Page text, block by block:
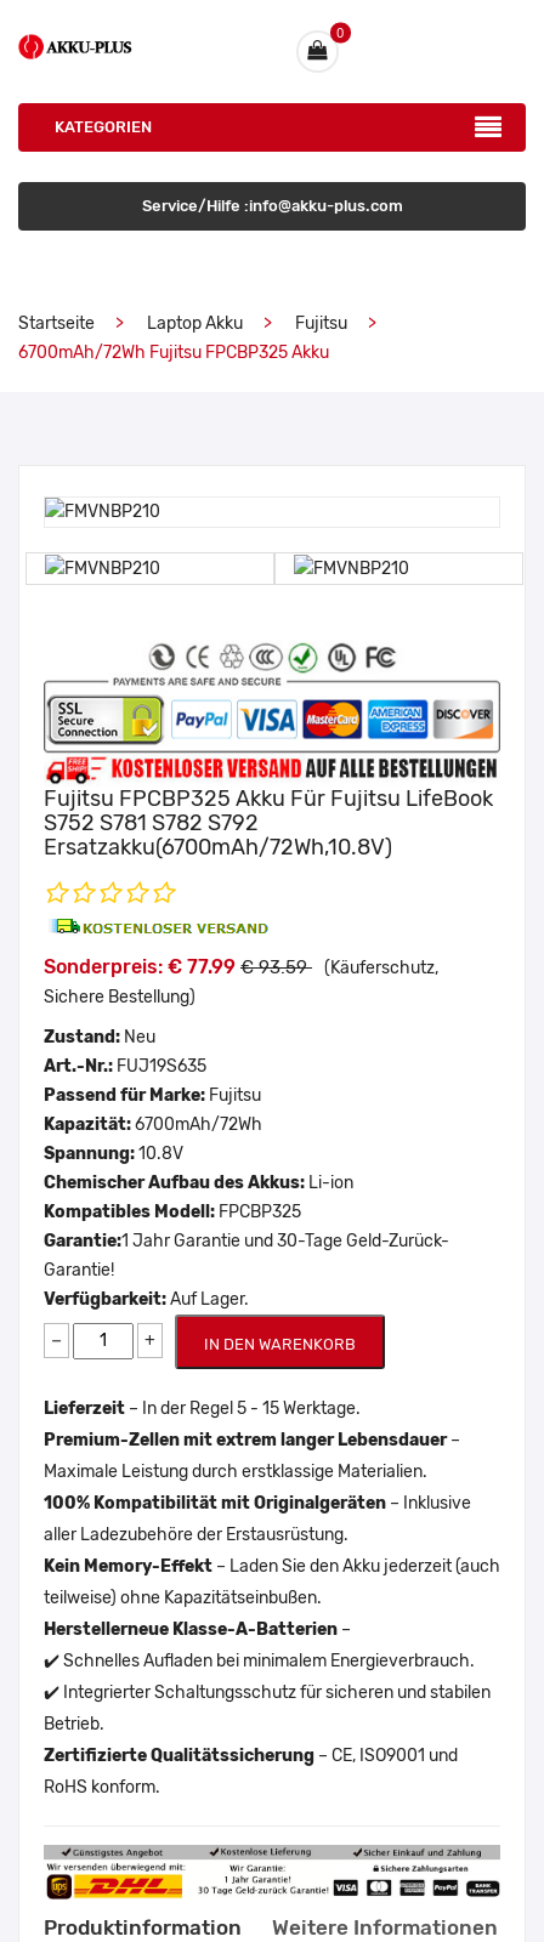
0
KATEGORIEN
Service/Hilfe :info@akku-plus.com
Startseite Laptop Akku
Fujitsu
6700mAh/72Wh Fujitsu FPCBP325 Akku
Fujitsu FPCBP325 Akku Für Fujitsu LifeBook
S752 S781 S782 S792
Ersatzakku(6700mAh/72Wh,10.8V)
Sonderpreis: € 77.99 € 93.59 (Käuferschutz,
Sichere Bestellung)
Zustand: Neu
Art.-Nr.: FUJ19S635
Passend für Marke: Fujitsu
Kapazität:6700mAh/72Wh
Spannung:10.8V
Chemischer Aufbau des Akkus: Li-ion
Kompatibles Modell: FPCBP325
Garantie:1 Jahr Garantie und 30-Tage Geld-Zurück-
Garantie!
Verfügbarkeit:Auf Lager.
− + IN DEN WARENKORB
Lieferzeit – In der Regel 5 - 15 Werktage.
Premium-Zellen mit extrem langer Lebensdauer–
Maximale Leistung durch erstklassige Materialien.
100% Kompatibilität mit Originalgeräten – Inklusive
aller Ladezubehöre der Erstausrüstung.
Kein Memory-Effekt – Laden Sie den Akku jederzeit (auch
teilweise) ohne Kapazitätseinbußen.
Herstellerneue Klasse-A-Batterien –
✔️ Schnelles Aufladen bei minimalem Energieverbrauch.
✔️ Integrierter Schaltungsschutz für sicheren und stabilen
Betrieb.
Zertifizierte Qualitätssicherung – CE, ISO9001 und
RoHS konform.
Produktinformation Weitere Informationen